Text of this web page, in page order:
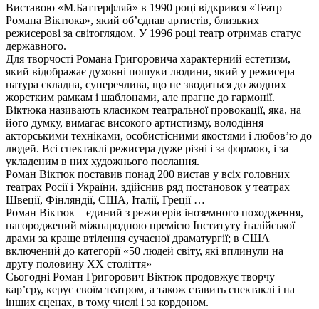
Виставою «М.Баттерфляй» в 1990 році відкрився «Театр
Романа Віктюка», який об’єднав артистів, близьких
режисерові за світоглядом. У 1996 році театр отримав статус
державного.
Для творчості Романа Григоровича характерний естетизм,
який відображає духовні пошуки людини, який у режисера –
натура складна, суперечлива, що не зводиться до жодних
жорстким рамкам і шаблонами, але прагне до гармонії.
Віктюка називають класиком театральної провокації, яка, на
його думку, вимагає високого артистизму, володіння
акторськими техніками, особистісними якостями і любов’ю до
людей. Всі спектаклі режисера дуже різні і за формою, і за
укладеним в них художнього послання.
Роман Віктюк поставив понад 200 вистав у всіх головних
театрах Росії і України, здійснив ряд постановок у театрах
Швеції, Фінляндії, США, Італії, Греції …
Роман Віктюк – єдиний з режисерів іноземного походження,
нагороджений міжнародною премією Інституту італійської
драми за краще втілення сучасної драматургії; в США
включений до категорії «50 людей світу, які вплинули на
другу половину ХХ століття»
Сьогодні Роман Григорович Віктюк продовжує творчу
кар’єру, керує своїм театром, а також ставить спектаклі і на
інших сценах, в тому числі і за кордоном.